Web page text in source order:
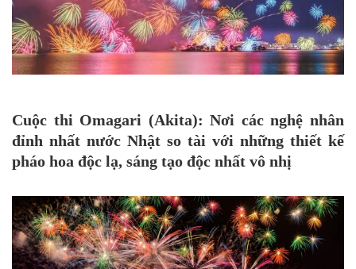
Cuộc thi Omagari (Akita): Nơi các nghệ nhân
đỉnh nhất nước Nhật so tài với những thiết kế
pháo hoa độc lạ, sáng tạo độc nhất vô nhị